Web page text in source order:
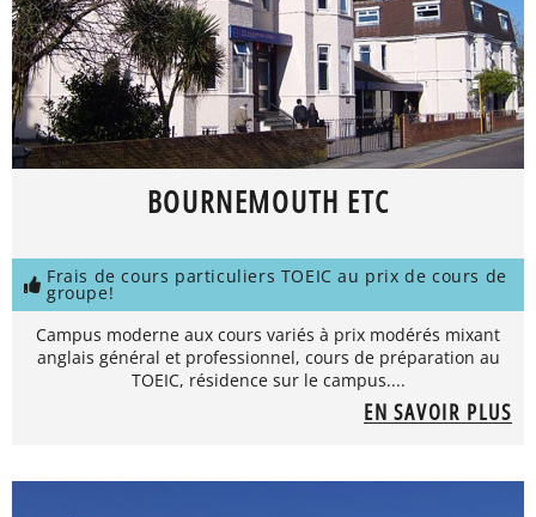
BOURNEMOUTH ETC
Frais de cours particuliers TOEIC au prix de cours de
groupe!
Campus moderne aux cours variés à prix modérés mixant
anglais général et professionnel, cours de préparation au
TOEIC, résidence sur le campus....
EN SAVOIR PLUS